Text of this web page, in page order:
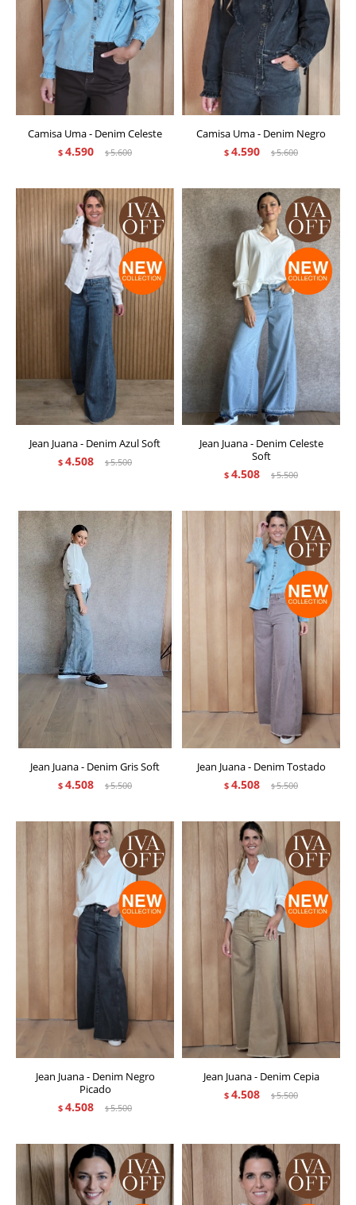
Camisa Uma - Denim Celeste
$ 4.590 $5.600
Camisa Uma - Denim Negro
$ 4.590 $5.600
Jean Juana - Denim Azul Soft
$ 4.508 $5.500
Jean Juana - Denim Celeste
Soft
$ 4.508 $5.500
Jean Juana - Denim Gris Soft
$ 4.508 $5.500
Jean Juana - Denim Tostado
$ 4.508 $5.500
Jean Juana - Denim Negro
Picado
$ 4.508 $5.500
Jean Juana - Denim Cepia
$ 4.508 $5.500